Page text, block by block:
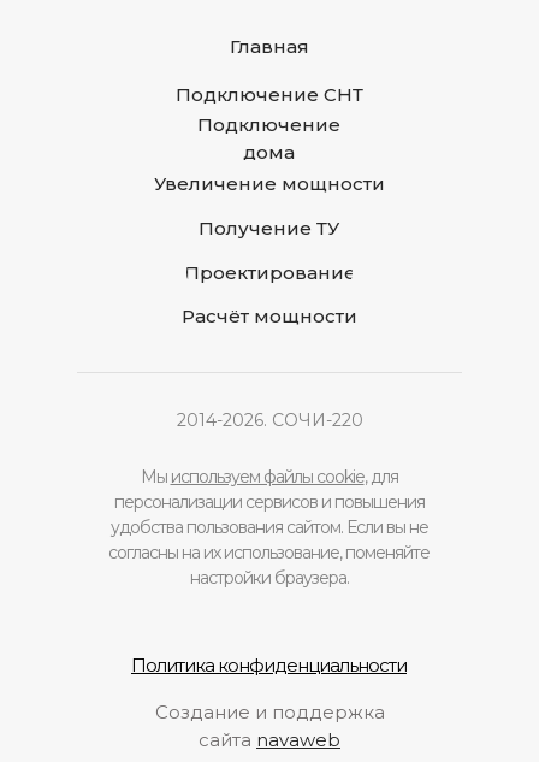
Подключение СНТ
Подключение
дома
Увеличение мощности
Получение ТУ
Проектирование
Главная
Расчёт мощности
Мы используем файлы cookie, для
персонализации сервисов и повышения
удобства пользования сайтом. Если вы не
согласны на их использование, поменяйте
настройки браузера.
2014-2026. СОЧИ-220
Политика конфиденциальности
Создание и поддержка
сайта navaweb